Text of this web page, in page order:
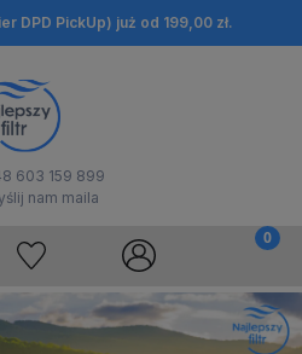
DPD PickUp) już od 199,00 zł.
603 159 899
nam maila